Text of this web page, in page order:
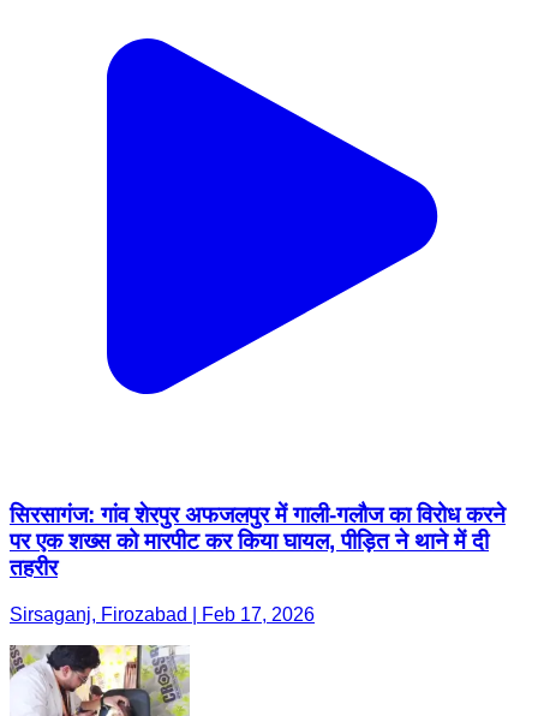
सिरसागंज: गांव शेरपुर अफजलपुर में गाली-गलौज का विरोध करने
पर एक शख्स को मारपीट कर किया घायल, पीड़ित ने थाने में दी
तहरीर
Sirsaganj, Firozabad | Feb 17, 2026